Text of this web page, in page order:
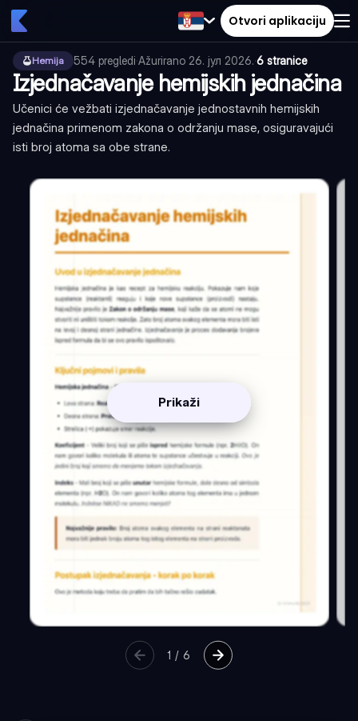
Otvori aplikaciju
Hemija 554 pregledi·Ažurirano 26. јул 2026.·6 stranice
Izjednačavanje hemijskih jednačina
Učenici će vežbati izjednačavanje jednostavnih hemijskih
jednačina primenom zakona o održanju mase, osiguravajući
isti broj atoma sa obe strane.
Prikaži
1 /6